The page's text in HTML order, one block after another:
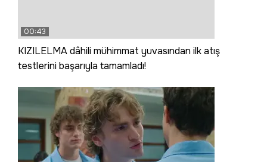
00:43
KIZILELMA dâhili mühimmat yuvasından ilk atış
testlerini başarıyla tamamladı!